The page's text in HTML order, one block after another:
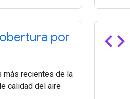
por
más recientes de la
calidad del aire
code